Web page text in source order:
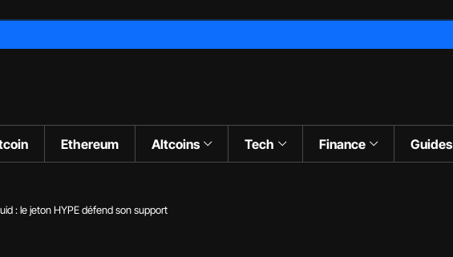
Ethereum Altcoins Tech Finance Guides
: le jeton HYPE défend son support